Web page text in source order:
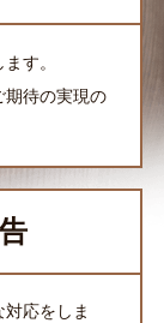
す。
期待の実現の
応をしま